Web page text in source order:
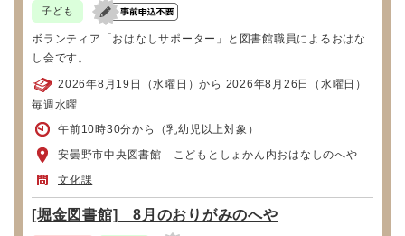
子ども
ボランティア「おはなしサポーター」と図書館職員によるおはな
し会です。
2026年8月19日（水曜日）から 2026年8月26日（水曜日）
毎週水曜
午前10時30分から（乳幼児以上対象）
安曇野市中央図書館 こどもとしょかん内おはなしのへや
文化課
[堀金図書館] 8月のおりがみのへや